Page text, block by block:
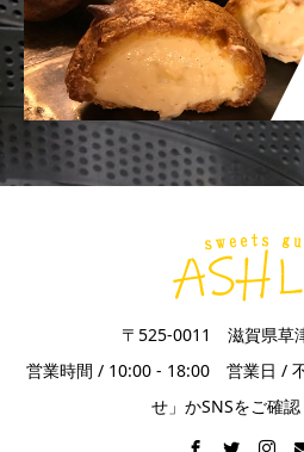
〒525-0011 滋賀県草
営業時間 / 10:00 - 18:00 営業日 /
せ」かSNSをご確認